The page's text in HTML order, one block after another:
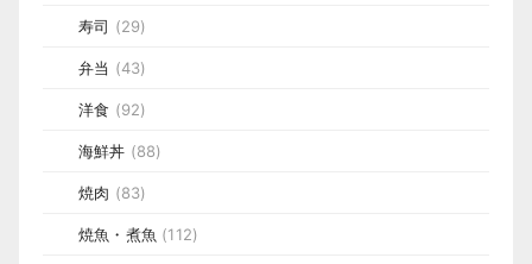
寿司 (29)
弁当 (43)
洋食 (92)
海鮮丼 (88)
焼肉 (83)
焼魚・煮魚 (112)